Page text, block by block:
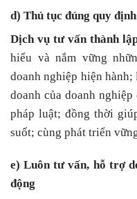
d) Thủ tục đúng quy định
Dịch vụ tư vấn thành
hiểu và nắm vững
doanh nghiệp hiện
doanh của doanh
pháp luật; đồng thời
suốt; cùng phát triển
e) Luôn tư vấn, hỗ trợ
động